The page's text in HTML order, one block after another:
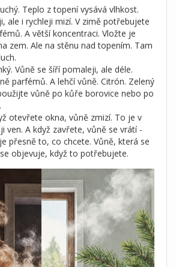
Teplo z topení vysává vlhkost.
ale i rychleji mizí. V zimě potřebujete
A větší koncentraci. Vložte je
zem. Ale na stěnu nad topením. Tam
Vůně se šíří pomaleji, ale déle.
parfémů. A lehčí vůně. Citrón. Zelený
vůně po kůře borovice nebo po
otevřete okna, vůně zmizí. To je v
ven. A když zavřete, vůně se vrátí -
přesně to, co chcete. Vůně, která se
objevuje, když to potřebujete.